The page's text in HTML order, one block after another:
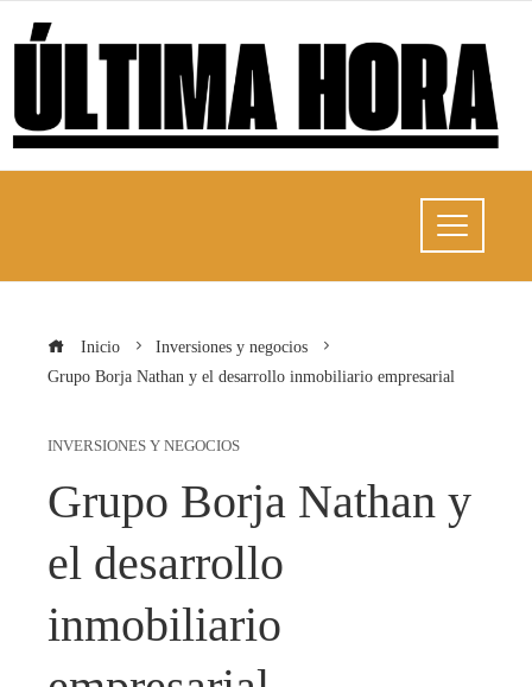
Inicio
Inversiones y negocios
Grupo Borja Nathan y el desarrollo inmobiliario empresarial
INVERSIONES Y NEGOCIOS
Grupo Borja Nathan y
el desarrollo
inmobiliario